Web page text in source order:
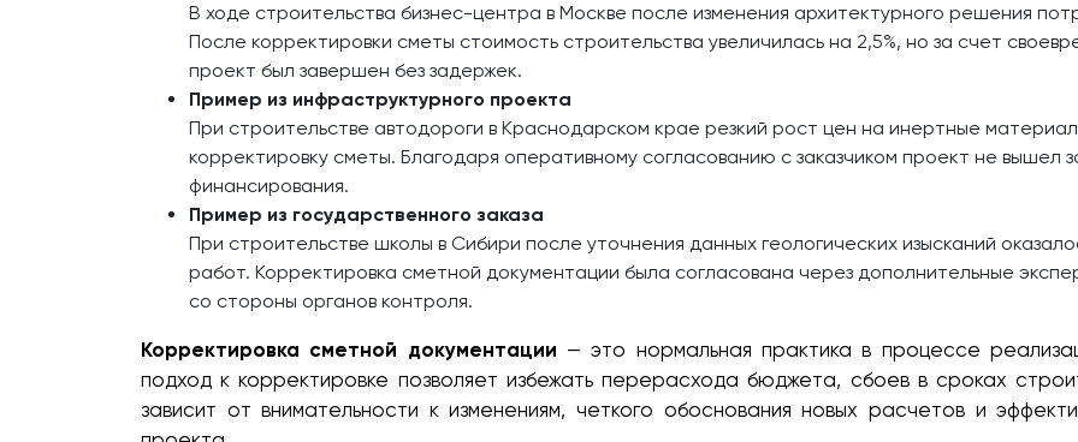
В ходе строительства бизнес-центра в Москве после изменения архитектурного решения
После корректировки сметы стоимость строительства увеличилась на 2,5%, но за счет
проект был завершен без задержек.
Пример из инфраструктурного проекта
При строительстве автодороги в Краснодарском крае резкий рост цен на инертные
корректировку сметы. Благодаря оперативному согласованию с заказчиком проект не вышел
финансирования.
Пример из государственного заказа
При строительстве школы в Сибири после уточнения данных геологических изысканий
работ. Корректировка сметной документации была согласована через дополнительные
со стороны органов контроля.
Корректировка сметной документации — это нормальная практика в процессе
подход к корректировке позволяет избежать перерасхода бюджета, сбоев в сроках
зависит от внимательности к изменениям, четкого обоснования новых расчетов и